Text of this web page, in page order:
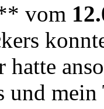
vom
hatte
und